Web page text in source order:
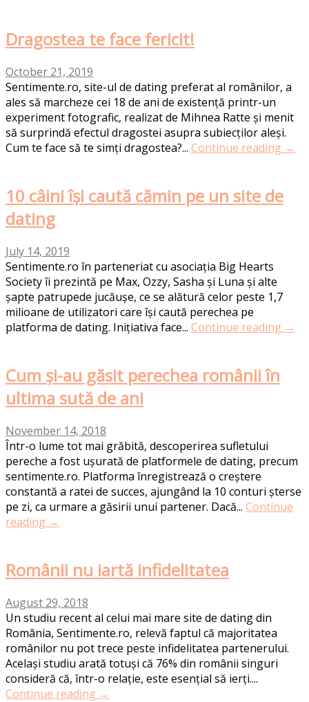
Dragostea te face fericit!
October 21, 2019
Sentimente.ro, site-ul de dating preferat al românilor, a
ales să marcheze cei 18 de ani de existență printr-un
experiment fotografic, realizat de Mihnea Ratte și menit
să surprindă efectul dragostei asupra subiecților aleși.
Cum te face să te simți dragostea?... Continue reading →
10 câini își caută cămin pe un site de
dating
July 14, 2019
Sentimente.ro în parteneriat cu asociația Big Hearts
Society îi prezintă pe Max, Ozzy, Sasha și Luna și alte
șapte patrupede jucăușe, ce se alătură celor peste 1,7
milioane de utilizatori care își caută perechea pe
platforma de dating. Inițiativa face... Continue reading →
Cum și-au găsit perechea românii în
ultima sută de ani
November 14, 2018
Într-o lume tot mai grăbită, descoperirea sufletului
pereche a fost ușurată de platformele de dating, precum
sentimente.ro. Platforma înregistrează o creștere
constantă a ratei de succes, ajungând la 10 conturi șterse
pe zi, ca urmare a găsirii unui partener. Dacă... Continue
reading →
Românii nu iartă infidelitatea
August 29, 2018
Un studiu recent al celui mai mare site de dating din
România, Sentimente.ro, relevă faptul că majoritatea
românilor nu pot trece peste infidelitatea partenerului.
Același studiu arată totuși că 76% din românii singuri
consideră că, într-o relație, este esențial să ierți....
Continue reading →